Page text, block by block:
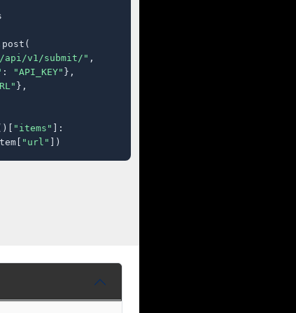
api/v1/submit/" ,
: "API_KEY" },
},
"items" ]:
"url" ])